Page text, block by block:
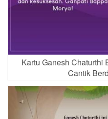
Kartu Ganesh Chaturthi
Cantik